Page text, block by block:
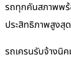
รถทุกคันสภาพพร้
ประสิทธิภาพสูงสุ
รถเครนรับจ้างนิ